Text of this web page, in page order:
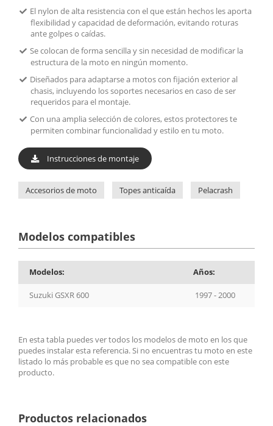
El nylon de alta resistencia con el que están hechos les aporta
flexibilidad y capacidad de deformación, evitando roturas
ante golpes o caídas.
Se colocan de forma sencilla y sin necesidad de modificar la
estructura de la moto en ningún momento.
Diseñados para adaptarse a motos con fijación exterior al
chasis, incluyendo los soportes necesarios en caso de ser
requeridos para el montaje.
Con una amplia selección de colores, estos protectores te
permiten combinar funcionalidad y estilo en tu moto.
Instrucciones de montaje
Accesorios de moto Topes anticaída Pelacrash
Modelos compatibles
Modelos: Años:
Suzuki GSXR 600 1997 - 2000
En esta tabla puedes ver todos los modelos de moto en los que
puedes instalar esta referencia. Si no encuentras tu moto en este
listado lo más probable es que no sea compatible con este
producto.
Productos relacionados